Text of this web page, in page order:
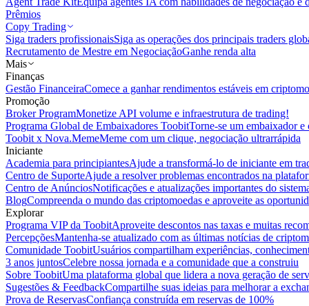
Prêmios
Copy Trading
Siga traders profissionaisSiga as operações dos principais traders
Recrutamento de Mestre em NegociaçãoGanhe renda alta
Mais
Finanças
Gestão FinanceiraComece a ganhar rendimentos estáveis em
Promoção
Broker ProgramMonetize API volume e infraestrutura de trading!
Programa Global de Embaixadores ToobitTorne-se um embaixador
Toobit x Nova.MemeMeme com um clique, negociação ultrarrápida
Iniciante
Academia para principiantesAjude a transformá-lo de iniciante em
Centro de SuporteAjude a resolver problemas encontrados na
Centro de AnúnciosNotificações e atualizações importantes do
BlogCompreenda o mundo das criptomoedas e aproveite as
Explorar
Programa VIP da ToobitAproveite descontos nas taxas e muitas
PercepçõesMantenha-se atualizado com as últimas notícias de
Comunidade ToobitUsuários compartilham experiências,
3 anos juntosCelebre nossa jornada e a comunidade que a construiu
Sobre ToobitUma plataforma global que lidera a nova geração de
Sugestões & FeedbackCompartilhe suas ideias para melhorar a
Prova de ReservasConfiança construída em reservas de 100%